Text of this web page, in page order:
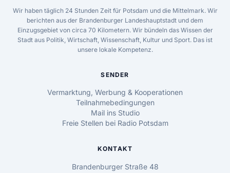
Wir haben täglich 24 Stunden Zeit für Potsdam und die Mittelmark. Wir
berichten aus der Brandenburger Landeshauptstadt und dem
Einzugsgebiet von circa 70 Kilometern. Wir bündeln das Wissen der
Stadt aus Politik, Wirtschaft, Wissenschaft, Kultur und Sport. Das ist
unsere lokale Kompetenz.
SENDER
Vermarktung, Werbung & Kooperationen
Teilnahmebedingungen
Mail ins Studio
Freie Stellen bei Radio Potsdam
KONTAKT
Brandenburger Straße 48